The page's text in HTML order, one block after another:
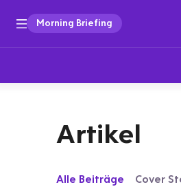
Morning Briefing
Artikel
Alle Beiträge Cover